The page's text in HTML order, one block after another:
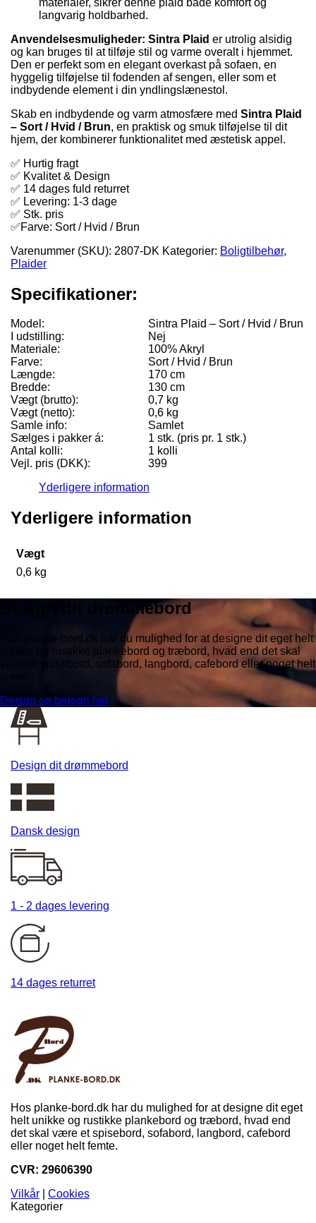
langvarig holdbarhed.
Anvendelsesmuligheder: Sintra Plaid er utrolig alsidig
og kan bruges til at tilføje stil og varme overalt i hjemmet.
Den er perfekt som en elegant overkast på sofaen, en
hyggelig tilføjelse til fodenden af sengen, eller som et
indbydende element i din yndlingslænestol.
Skab en indbydende og varm atmosfære med Sintra Plaid
– Sort / Hvid / Brun, en praktisk og smuk tilføjelse til dit
hjem, der kombinerer funktionalitet med æstetisk appel.
✅ Hurtig fragt
✅ Kvalitet & Design
✅ 14 dages fuld returret
✅ Levering: 1-3 dage
✅ Stk. pris
✅Farve: Sort / Hvid / Brun
Varenummer (SKU): 2807-DK Kategorier: Boligtilbehør,
Plaider
Specifikationer:
Model:
Sintra Plaid – Sort / Hvid / Brun
I udstilling:
Nej
Materiale:
100% Akryl
Farve:
Sort / Hvid / Brun
Længde:
170 cm
Bredde:
130 cm
Vægt (brutto):
0,7 kg
Vægt (netto):
0,6 kg
Samle info:
Samlet
Sælges i pakker á:
1 stk. (pris pr. 1 stk.)
Antal kolli:
1 kolli
Vejl. pris (DKK):
399
Yderligere information
Yderligere information
Vægt
0,6 kg
Design dit drømmebord
Hos planke-bord.dk har du mulighed for at designe dit eget helt
unikke og rustikke plankebord og træbord, hvad end det skal
være et spisebord, sofabord, langbord, cafebord eller noget helt
femte.
Design og beregn her
Design dit drømmebord
Dansk design
1 - 2 dages levering
14 dages returret
Hos planke-bord.dk har du mulighed for at designe dit eget
helt unikke og rustikke plankebord og træbord, hvad end
det skal være et spisebord, sofabord, langbord, cafebord
eller noget helt femte.
CVR: 29606390
Vilkår
Cookies
Kategorier